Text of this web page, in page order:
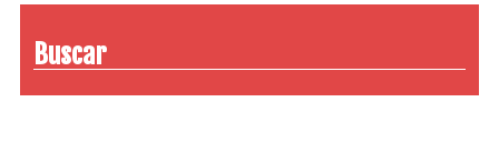
Buscar